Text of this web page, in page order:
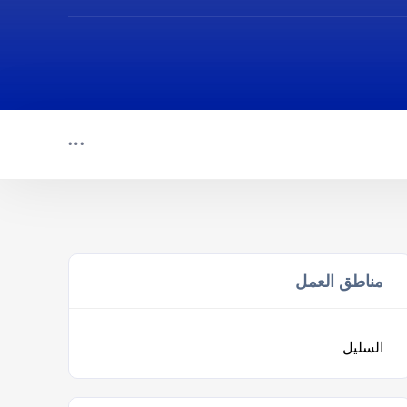
مناطق العمل
السليل